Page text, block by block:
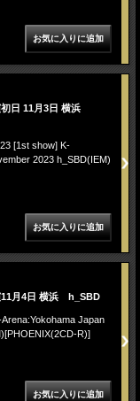
初日 11月3日 横浜
[1st show] K-
2023 h_SBD(IEM)
11月4日 横浜 h_SBD
Japan
R)]